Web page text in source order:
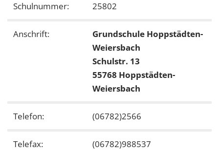
Schulnummer: 25802
Anschrift:
Grundschule Hoppstädten-
Weiersbach
Schulstr. 13
55768 Hoppstädten-
Weiersbach
Telefon: (06782)2566
Telefax: (06782)988537